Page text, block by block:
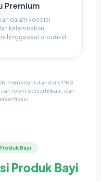
Premium
dalam kondisi
kelembaban,
hingga saat produksi.
memenuhi standar CPKB
room bersertifikasi, dan
Bayi
Produk Bayi